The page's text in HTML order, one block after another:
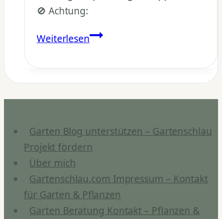
🚫 Achtung:
WeiterlesenWie
sollte
man
Orchideen
Garten Blog unterstützen – Gartenschlau
Projekt fördern
Über mich
Gartenschlau.com Impressum – Kontakt
für Garten & Pflanzen
Garten Beratung Kontakt – Pflanzen &